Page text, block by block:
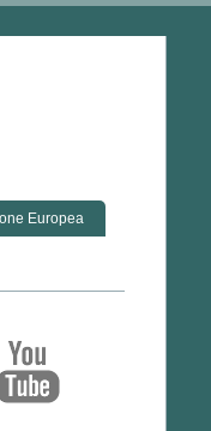
Europea